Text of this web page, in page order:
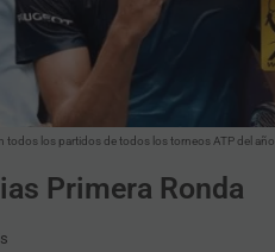
todos los partidos de todos los torneos ATP del año
Primera Ronda